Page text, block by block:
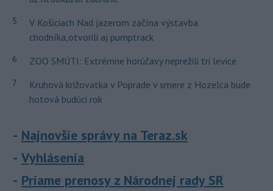
5
V Košiciach Nad jazerom začína výstavba
chodníka,otvorili aj pumptrack
6 ZOO SMÚTI: Extrémne horúčavy neprežili tri levice
7
Kruhová križovatka v Poprade v smere z Hozelca bude
hotová budúci rok
Najnovšie správy na Teraz.sk
Vyhlásenia
Priame prenosy z Národnej rady SR